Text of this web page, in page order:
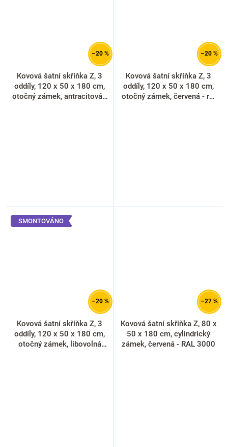
–20 %
Kovová šatní skříňka Z, 3
oddíly, 120 x 50 x 180 cm,
otočný zámek, antracitová -
–20 %
Kovová šatní skříňka Z, 3
oddíly, 120 x 50 x 180 cm,
otočný zámek, červená - ral
SMONTOVÁNO
–20 %
Kovová šatní skříňka Z, 3
oddíly, 120 x 50 x 180 cm,
otočný zámek, libovolná
–27 %
Kovová šatní skříňka Z, 80 x
50 x 180 cm, cylindrický
zámek, červená - RAL 3000